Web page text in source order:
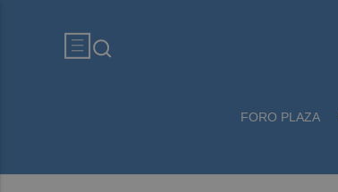
FORO PLAZA